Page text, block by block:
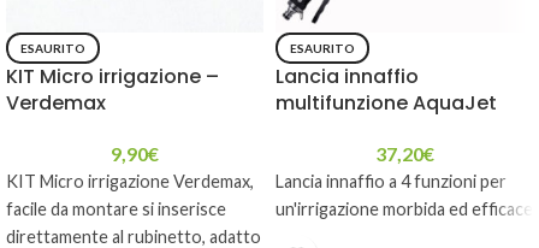
ESAURITO
KIT Micro irrigazione –
Verdemax
9,90€
KIT Micro irrigazione Verdemax,
facile da montare si inserisce
direttamente al rubinetto, adatto
ESAURITO
Lancia innaffio
multifunzione AquaJet
37,20€
Lancia innaffio a 4 funzioni per
un'irrigazione morbida ed efficace